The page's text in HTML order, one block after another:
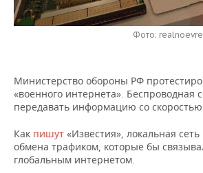
НЕФТЕХИМИЯ
ЭНЕРГЕТИКА
РОЗНИЧНАЯ ТОРГОВЛЯ
УСЛУГИ
НОВОСТИ ТЕХНОЛОГИЙ
МЕДИА
МЕРОПРИЯТИЯ
ВЫЕЗДНАЯ РЕДАКЦИЯ
ONLINE-КОНФЕРЕНЦИИ
НОВОСТИ СПОРТА
ХОККЕЙ
ОБЩЕСТВО
ВЛАСТЬ
СЮЖЕТЫ
Фото:
Министерство обороны РФ
«военного интернета». Беспроводная
передавать информацию со
Как пишут «Известия», локальная
обмена трафиком, которые бы
глобальным интернетом.